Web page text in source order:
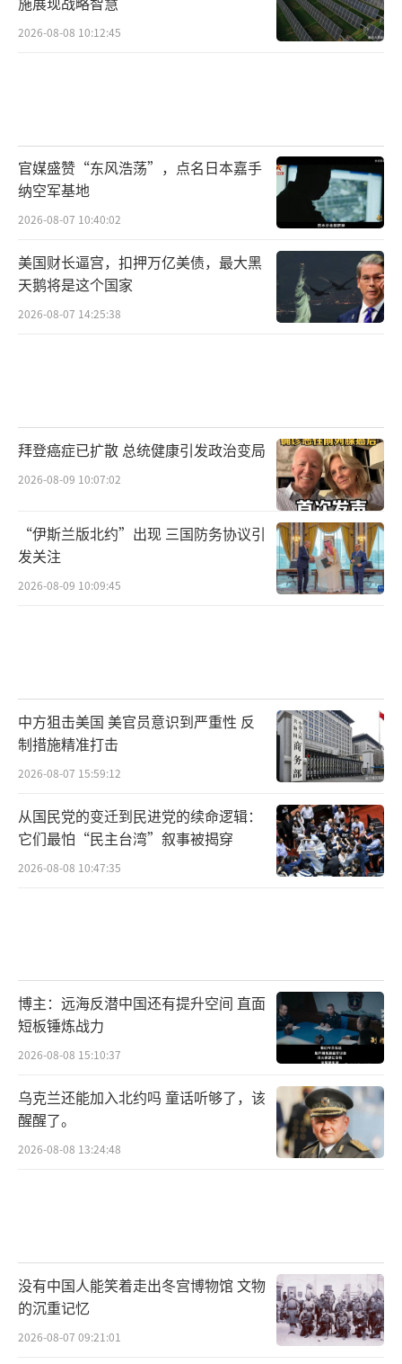
人安德鲁·尼克松辩称，此次裁员旨在遏制该
部门在拜登政府新冠疫情应对期间出现的人员
卢其龙 CM0882）
2026-08-08 10:12:45
官媒盛赞“东风浩荡”，点名日本嘉手
纳空军基地
2026-08-07 10:40:02
美国财长逼宫，扣押万亿美债，最大黑
天鹅将是这个国家
2026-08-07 14:25:38
拜登癌症已扩散 总统健康引发政治变局
2026-08-09 10:07:02
“伊斯兰版北约”出现 三国防务协议引
发关注
2026-08-09 10:09:45
中方狙击美国 美官员意识到严重性 反
制措施精准打击
2026-08-07 15:59:12
从国民党的变迁到民进党的续命逻辑：
它们最怕“民主台湾”叙事被揭穿
2026-08-08 10:47:35
博主：远海反潜中国还有提升空间 直面
短板锤炼战力
2026-08-08 15:10:37
乌克兰还能加入北约吗 童话听够了，该
醒醒了。
2026-08-08 13:24:48
没有中国人能笑着走出冬宫博物馆 文物
的沉重记忆
2026-08-07 09:21:01